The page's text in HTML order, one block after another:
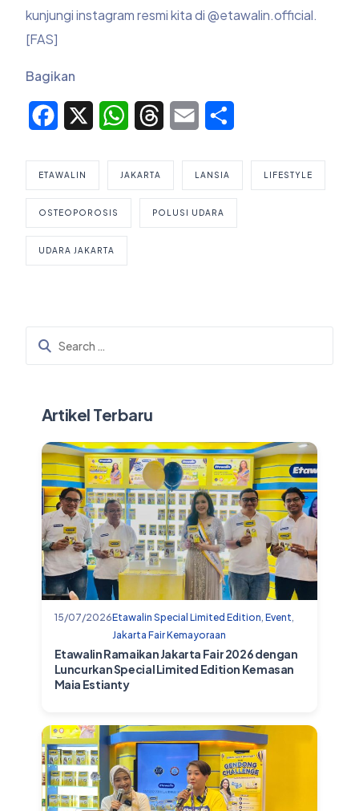
kunjungi instagram resmi kita di @etawalin.official.
[FAS]
Bagikan
Facebook WhatsAppThreadsEmail
ETAWALIN JAKARTA LANSIA LIFESTYLE
OSTEOPOROSIS POLUSI UDARA
UDARA JAKARTA
Artikel Terbaru
15/07/2026Etawalin Special Limited Edition Event
Jakarta Fair Kemayoraan
Etawalin Ramaikan Jakarta Fair 2026 dengan
Luncurkan Special Limited Edition Kemasan
Maia Estianty